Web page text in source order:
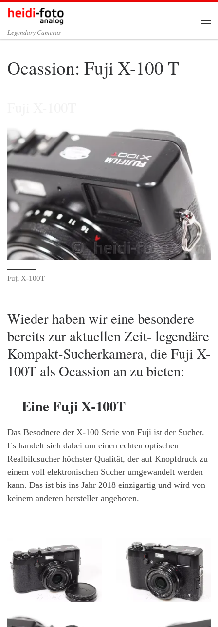
Zum Inhalt springen
Legendary Cameras
Ocassion: Fuji X-100 T
Fuji X-100T
Wieder haben wir eine besondere
bereits zur aktuellen Zeit- legendäre
Kompakt-Sucherkamera, die Fuji X-
100T als Ocassion an zu bieten:
Eine Fuji X-100T
Das Besodnere der X-100 Serie von Fuji ist der Sucher.
Es handelt sich dabei um einen echten optischen
Realbildsucher höchster Qualität, der auf Knopfdruck zu
einem voll elektronischen Sucher umgewandelt werden
kann. Das ist bis ins Jahr 2018 einzigartig und wird von
keinem anderen hersteller angeboten.